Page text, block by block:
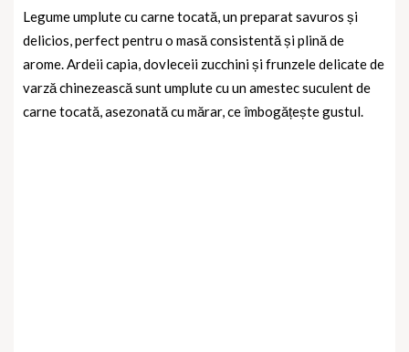
Legume umplute cu carne tocată, un preparat savuros și
delicios, perfect pentru o masă consistentă și plină de
arome. Ardeii capia, dovleceii zucchini și frunzele delicate de
varză chinezească sunt umplute cu un amestec suculent de
carne tocată, asezonată cu mărar, ce îmbogățește gustul.